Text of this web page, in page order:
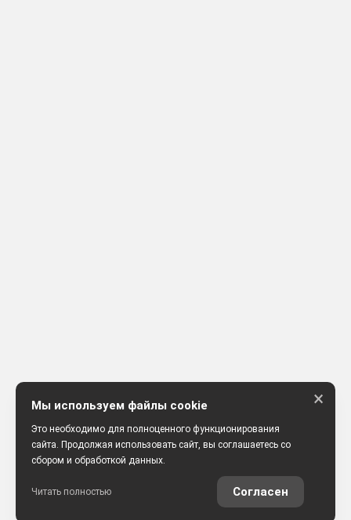
Мы используем файлы cookie
Это необходимо для полноценного функционирования
сайта. Продолжая использовать сайт, вы соглашаетесь со
сбором и обработкой данных.
Читать полностью Согласен
×